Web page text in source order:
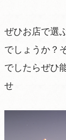
ぜひお店で選
でしょうか？
でしたらぜひ
せ